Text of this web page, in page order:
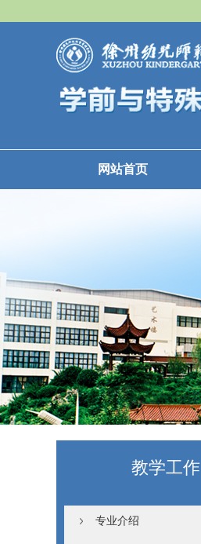
网站首页
教学工作
专业介绍